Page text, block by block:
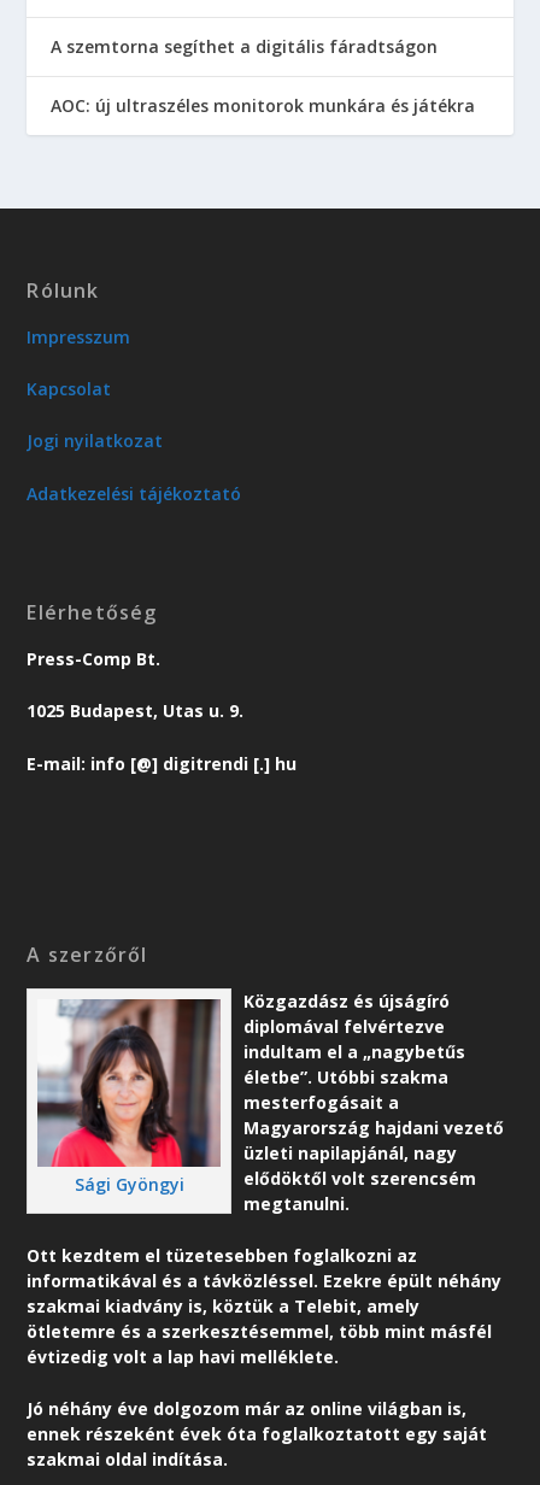
A szemtorna segíthet a digitális fáradtságon
AOC: új ultraszéles monitorok munkára és játékra
Rólunk
Impresszum
Kapcsolat
Jogi nyilatkozat
Adatkezelési tájékoztató
Elérhetőség
Press-Comp Bt.
1025 Budapest, Utas u. 9.
E-mail: info [@] digitrendi [.] hu
A szerzőről
Sági Gyöngyi
Közgazdász és újságíró
diplomával felvértezve
indultam el a „nagybetűs
életbe”. Utóbbi szakma
mesterfogásait a
Magyarország hajdani vezető
üzleti napilapjánál, nagy
elődöktől volt szerencsém
megtanulni.
Ott kezdtem el tüzetesebben foglalkozni az
informatikával és a távközléssel. Ezekre épült néhány
szakmai kiadvány is, köztük a Telebit, amely
ötletemre és a szerkesztésemmel, több mint másfél
évtizedig volt a lap havi melléklete.
Jó néhány éve dolgozom már az online világban is,
ennek részeként évek óta foglalkoztatott egy saját
szakmai oldal indítása.